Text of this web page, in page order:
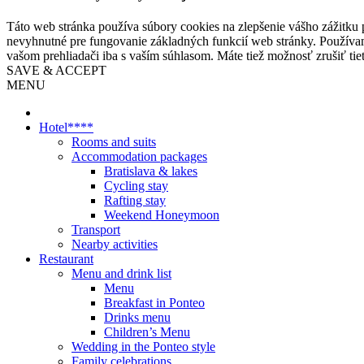
Táto web stránka používa súbory cookies na zlepšenie vášho
nevyhnutné pre fungovanie základných funkcií web stránky.
vašom prehliadači iba s vaším súhlasom. Máte tiež možnosť zrušiť
SAVE & ACCEPT
MENU
Hotel****
Rooms and suits
Accommodation packages
Bratislava & lakes
Cycling stay
Rafting stay
Weekend Honeymoon
Transport
Nearby activities
Restaurant
Menu and drink list
Menu
Breakfast in Ponteo
Drinks menu
Children’s Menu
Wedding in the Ponteo style